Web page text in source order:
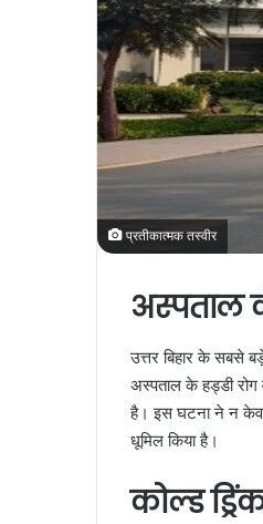
प्रतीकात्मक तस्वीर
अस्पताल
उत्तर बिहार के सबसे
अस्पताल के हड्डी रोग
है। इस घटना ने न केवल
धूमिल किया है।
कोल्ड